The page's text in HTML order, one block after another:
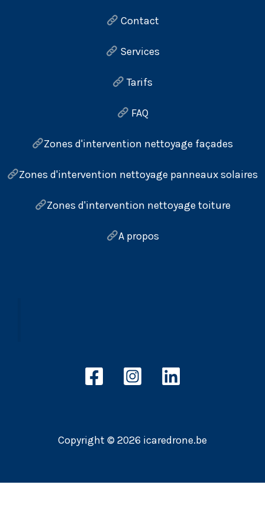
Contact
Services
Tarifs
FAQ
Zones d'intervention nettoyage façades
Zones d'intervention nettoyage panneaux solaires
Zones d'intervention nettoyage toiture
A propos
Copyright © 2026 icaredrone.be